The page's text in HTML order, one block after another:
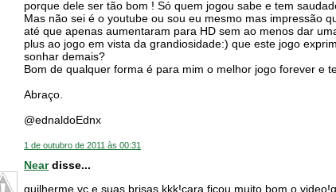
porque dele ser tão bom ! Só quem jogou sabe e tem
Mas não sei é o youtube ou sou eu mesmo mas impressão
até que apenas aumentaram para HD sem ao menos dar
plus ao jogo em vista da grandiosidade:) que este jogo
sonhar demais?
Bom de qualquer forma é para mim o melhor jogo forever e
Abraço.
@ednaldoEdnx
1 de outubro de 2011 às 00:31
Neardisse...
guilherme vc e suas brisas kkk!cara ficou muito bom o